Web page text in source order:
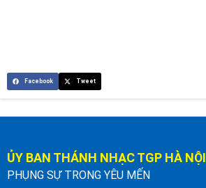
Facebook Tweet
ỦY BAN THÁNH NHẠC TGP HÀ NỘI
PHỤNG SỰ TRONG YÊU MẾN